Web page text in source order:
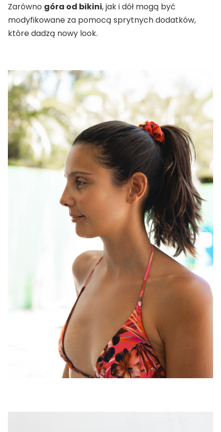
Zarówno góra od bikini, jak i dół mogą być
modyfikowane za pomocą sprytnych dodatków,
które dadzą nowy look.